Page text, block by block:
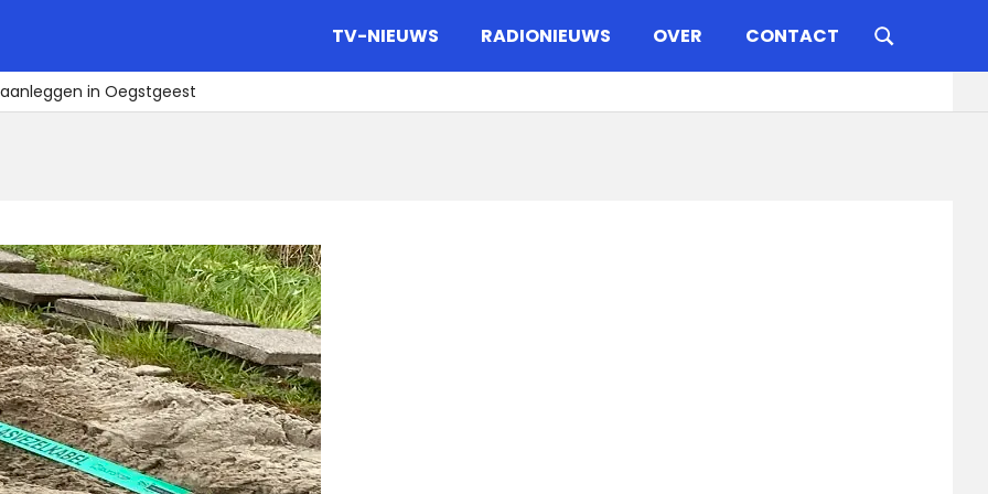
TV-NIEUWS RADIONIEUWS OVER CONTACT
in Oegstgeest